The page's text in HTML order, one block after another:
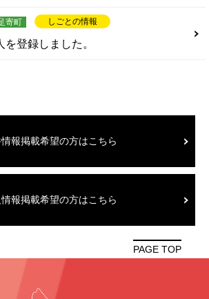
寄町 しごとの情報
登録しました。
報掲載希望の方はこちら
報掲載希望の方はこちら
PAGE TOP